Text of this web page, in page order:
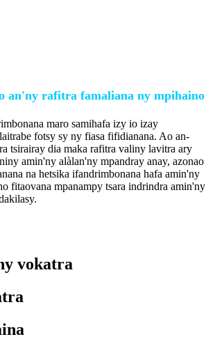
an'ny rafitra famaliana ny mpihaino
maro samihafa izy io izay
fotsy sy ny fiasa fifidianana. Ao an-
tsirairay dia maka rafitra valiny lavitra ary
amin'ny alàlan'ny mpandray anay, azonao
na hetsika ifandrimbonana hafa amin'ny
fitaovana mpanampy tsara indrindra amin'ny
vokatra